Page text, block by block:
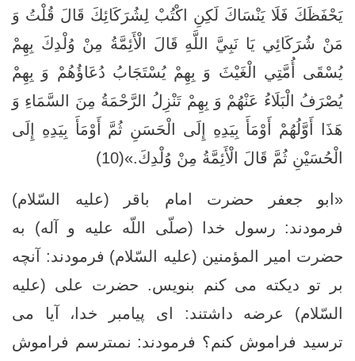
يَحْفَظَكَ فَلَا يَنْسَاكَ لَكِنِ اكْتُبْ لِشُرَكَائِكَ قَالَ قُلْتُ وَ
مَنْ شُرَكَائِي يَا نَبِيَّ اللَّهِ قَالَ الْأَئِمَّةُ مِنْ وُلْدِكَ بِهِمْ
يُسْقَى أُمَّتِي الْغَيْثَ وَ بِهِمْ يُسْتَجَابُ دُعَاؤُهُمْ وَ بِهِمْ
يُصْرَفُ الْبَلَاءُ عَنْهُمْ وَ بِهِمْ تَنْزِلُ الرَّحْمَةُ مِنَ السَّمَاءِ وَ
هَذَا أَوَّلُهُمْ أَوْمَأَ بِيَدِهِ إِلَى الْحَسَنِ ثُمَّ أَوْمَأَ بِيَدِهِ إِلَى
الْحُسَيْنِ ثُمَّ قَالَ الْأَئِمَّةُ مِنْ وُلْدِكَ.»(10)
«ابو جعفر حضرت امام باقر (عليه السّلام)
فرمودند: رسول خدا (صلّى اللّه عليه و آله) به
حضرت امير المؤمنين (عليه السّلام) فرمودند: آنچه
بر تو ديكته مى ‏كنم بنويس. حضرت على (عليه
السّلام) عرضه داشتند: اى پيامبر خدا، آيا مى
‏ترسید فراموش كنم؟ فرمودند: نمى‏ترسم فراموش